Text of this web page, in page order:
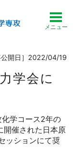
公開日］2022/04/19
学会に
学コース2年の
開催された日本原
ッションにて奨